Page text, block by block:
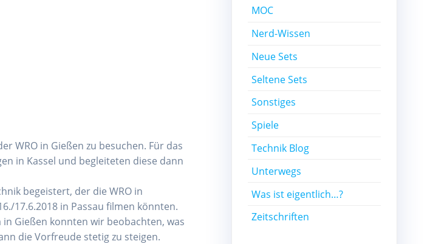
WRO in Gießen zu besuchen. Für das
in Kassel und begleiteten diese dann
begeistert, der die WRO in
17.6.2018 in Passau filmen könnten.
Gießen konnten wir beobachten, was
die Vorfreude stetig zu steigen.
MOC
Nerd-Wissen
Neue Sets
Seltene Sets
Sonstiges
Spiele
Technik Blog
Unterwegs
Was ist eigentlich…?
Zeitschriften